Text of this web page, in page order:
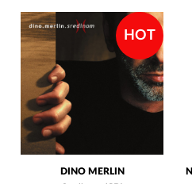
HOT
DINO MERLIN